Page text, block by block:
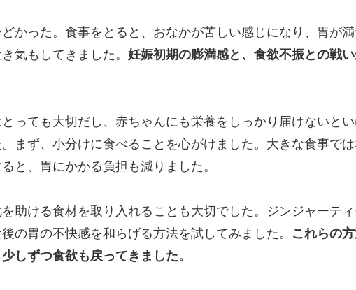
かった。食事をとると、おなかが苦しい感じになり、胃が
気もしてきました。 妊娠初期の膨満感と、食欲不振との戦
っても大切だし、赤ちゃんにも栄養をしっかり届けないと
まず、小分けに食べることを心がけました。大きな食事で
と、胃にかかる負担も減りました。
助ける食材を取り入れることも大切でした。ジンジャーテ
の胃の不快感を和らげる方法を試してみました。 これらの
しずつ食欲も戻ってきました。